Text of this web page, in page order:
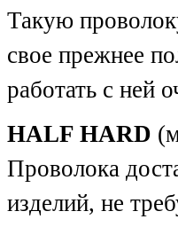
Такую
свое прежнее
работать с ней
HALF HARD
Проволока
изделий, не